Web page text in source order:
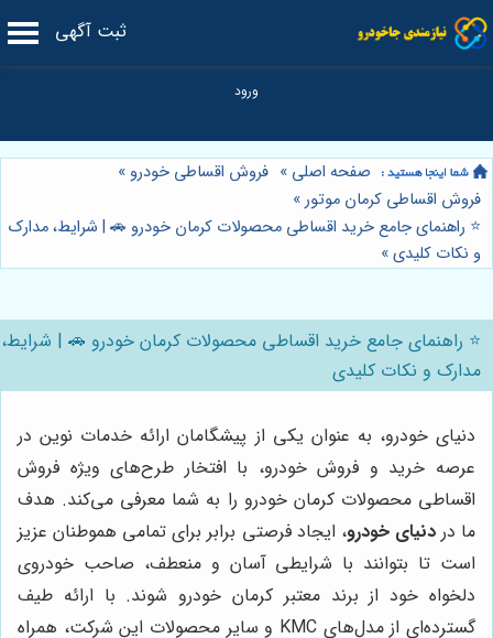
ثبت آگهی
صفحه اصلی » فروش اقساطی خودرو »
فروش اقساطی کرمان موتور»
⭐️ راهنمای جامع خرید اقساطی محصولات کرمان خودرو 🚗 | شرایط، مدارک
و نکات کلیدی»
⭐️ راهنمای جامع خرید اقساطی محصولات کرمان خودرو 🚗 | شرایط،
مدارک و نکات کلیدی
دنیای خودرو، به عنوان یکی از پیشگامان ارائه خدمات نوین در
عرصه خرید و فروش خودرو، با افتخار طرح‌های ویژه فروش
اقساطی محصولات کرمان خودرو را به شما معرفی می‌کند. هدف
ما دردنیای خودرو، ایجاد فرصتی برابر برای تمامی هموطنان عزیز
است تا بتوانند با شرایطی آسان و منعطف، صاحب خودروی
دلخواه خود از برند معتبر کرمان خودرو شوند. با ارائه طیف
گسترده‌ای از مدل‌های KMC و سایر محصولات این شرکت، همراه